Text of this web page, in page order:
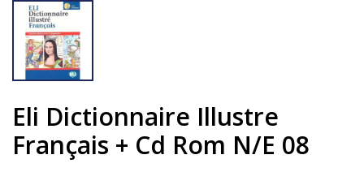
Eli Dictionnaire Illustre
Français + Cd Rom N/e 08